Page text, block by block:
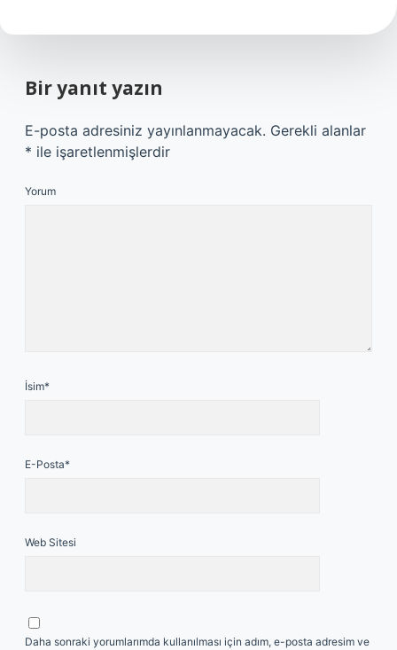
Bir yanıt yazın
E-posta adresiniz yayınlanmayacak. Gerekli alanlar
* ile işaretlenmişlerdir
Yorum
İsim*
E-Posta*
Web Sitesi
Daha sonraki yorumlarımda kullanılması için adım, e-posta adresim ve